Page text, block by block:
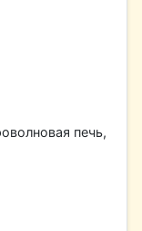
печь,